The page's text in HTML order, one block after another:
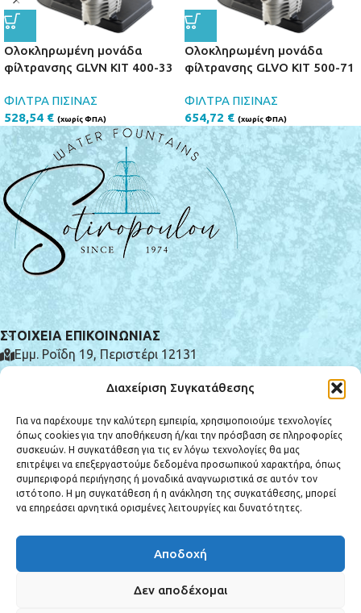
Διαχείριση Συγκατάθεσης
Για να παρέχουμε την καλύτερη εμπειρία, χρησιμοποιούμε τεχνολογίες
όπως cookies για την αποθήκευση ή/και την πρόσβαση σε πληροφορίες
συσκευών. Η συγκατάθεση για τις εν λόγω τεχνολογίες θα μας
επιτρέψει να επεξεργαστούμε δεδομένα προσωπικού χαρακτήρα, όπως
συμπεριφορά περιήγησης ή μοναδικά αναγνωριστικά σε αυτόν τον
ιστότοπο. Η μη συγκατάθεση ή η ανάκληση της συγκατάθεσης, μπορεί
να επηρεάσει αρνητικά ορισμένες λειτουργίες και δυνατότητες.
Αποδοχή
Δεν αποδέχομαι
Ολοκληρωμένη μονάδα
φίλτρανσης GLVN KIT 400-33
ΦΙΛΤΡΑ ΠΙΣΙΝΑΣ
528,54 € (χωρίς ΦΠΑ)
Ολοκληρωμένη μονάδα
φίλτρανσης GLVO KIT 500-71
ΦΙΛΤΡΑ ΠΙΣΙΝΑΣ
654,72 € (χωρίς ΦΠΑ)
ΣΤΟΙΧΕΙΑ ΕΠΙΚΟΙΝΩΝΙΑΣ
Εμμ. Ροΐδη 19, Περιστέρι 12131
(+30) 210 575 0185
ΚΑΤΗΓΟΡΙΕΣ ΠΡΟΪΟΝΤΩΝ
ΕΞΥΠΗΡΕΤΗΣΗ ΠΕΛΑΤΩΝ
Copyright © 2025 e-syntrivania.gr - All rights reserved. Created by
Vrisko.gr